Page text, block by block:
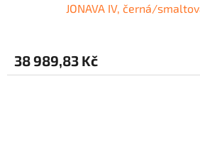
JONAVA IV, černá/
38 989,83 Kč